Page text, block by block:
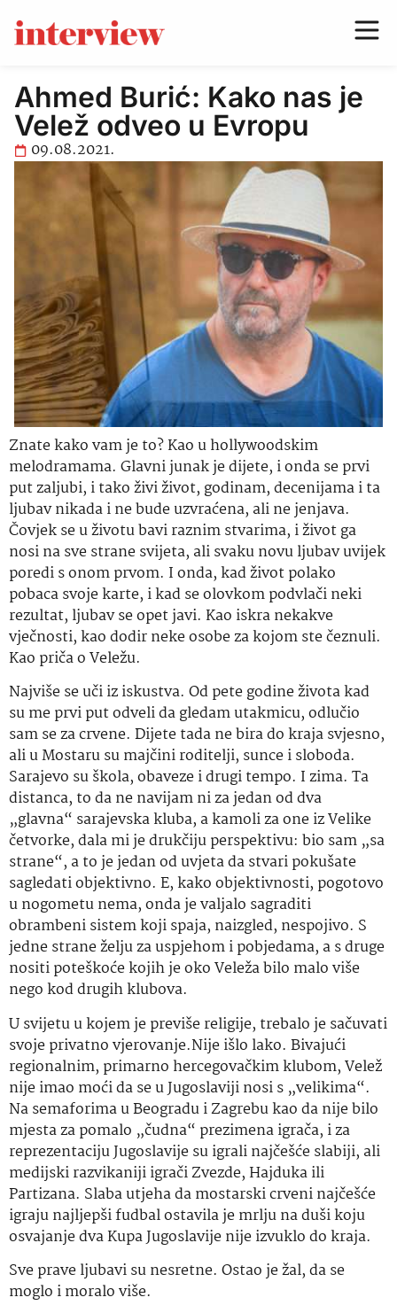
Ahmed Burić: Kako nas je
Velež odveo u Evropu
09.08.2021.
Znate kako vam je to? Kao u hollywoodskim
melodramama. Glavni junak je dijete, i onda se prvi
put zaljubi, i tako živi život, godinam, decenijama i ta
ljubav nikada i ne bude uzvraćena, ali ne jenjava.
Čovjek se u životu bavi raznim stvarima, i život ga
nosi na sve strane svijeta, ali svaku novu ljubav uvijek
poredi s onom prvom. I onda, kad život polako
pobaca svoje karte, i kad se olovkom podvlači neki
rezultat, ljubav se opet javi. Kao iskra nekakve
vječnosti, kao dodir neke osobe za kojom ste čeznuli.
Kao priča o Veležu.
Najviše se uči iz iskustva. Od pete godine života kad
su me prvi put odveli da gledam utakmicu, odlučio
sam se za crvene. Dijete tada ne bira do kraja svjesno,
ali u Mostaru su majčini roditelji, sunce i sloboda.
Sarajevo su škola, obaveze i drugi tempo. I zima. Ta
distanca, to da ne navijam ni za jedan od dva
„glavna“ sarajevska kluba, a kamoli za one iz Velike
četvorke, dala mi je drukčiju perspektivu: bio sam „sa
strane“, a to je jedan od uvjeta da stvari pokušate
sagledati objektivno. E, kako objektivnosti, pogotovo
u nogometu nema, onda je valjalo sagraditi
obrambeni sistem koji spaja, naizgled, nespojivo. S
jedne strane želju za uspjehom i pobjedama, a s druge
nositi poteškoće kojih je oko Veleža bilo malo više
nego kod drugih klubova.
U svijetu u kojem je previše religije, trebalo je sačuvati
svoje privatno vjerovanje.Nije išlo lako. Bivajući
regionalnim, primarno hercegovačkim klubom, Velež
nije imao moći da se u Jugoslaviji nosi s „velikima“.
Na semaforima u Beogradu i Zagrebu kao da nije bilo
mjesta za pomalo „čudna“ prezimena igrača, i za
reprezentaciju Jugoslavije su igrali najčešće slabiji, ali
medijski razvikaniji igrači Zvezde, Hajduka ili
Partizana. Slaba utjeha da mostarski crveni najčešće
igraju najljepši fudbal ostavila je mrlju na duši koju
osvajanje dva Kupa Jugoslavije nije izvuklo do kraja.
Sve prave ljubavi su nesretne. Ostao je žal, da se
moglo i moralo više.